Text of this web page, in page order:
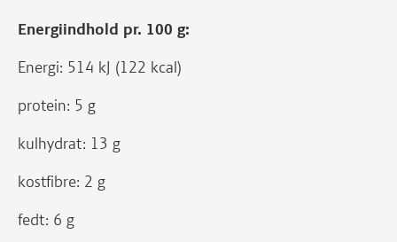
Energiindhold pr. 100 g:
Energi: 514 kJ (122 kcal)
protein: 5 g
kulhydrat: 13 g
kostfibre: 2 g
fedt: 6 g